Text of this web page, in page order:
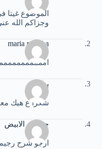
الموضوع
وجزاكم الله
maria mineha
بطه
شكرا ع هيك
حصاني الابيض
ارجو شرح رجيم